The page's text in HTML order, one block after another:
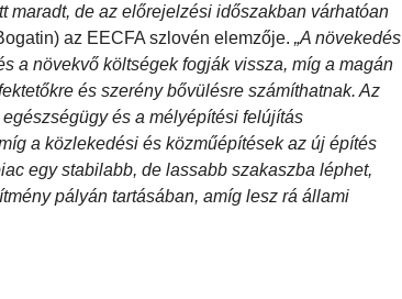
de az előrejelzési időszakban várhatóan
az EECFA szlovén elemzője. „A növekedés
a növekvő költségek fogják vissza, míg a magán
és szerény bővülésre számíthatnak. Az
és a mélyépítési felújítás
a közlekedési és közműépítések az új építés
egy stabilabb, de lassabb szakaszba léphet,
pályán tartásában, amíg lesz rá állami